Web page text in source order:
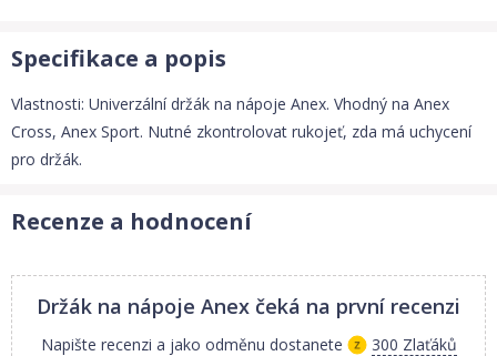
Specifikace a popis
Vlastnosti: Univerzální držák na nápoje Anex. Vhodný na Anex
Cross, Anex Sport. Nutné zkontrolovat rukojeť, zda má uchycení
pro držák.
Recenze a hodnocení
Držák na nápoje Anex čeká na první recenzi
Napište recenzi a jako odměnu dostanete
300 Zlaťáků